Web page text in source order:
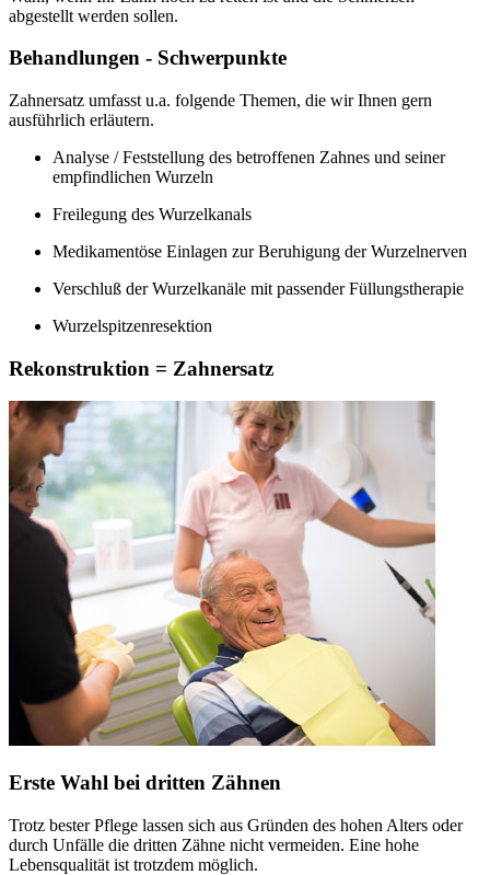
abgestellt werden sollen.
Behandlungen - Schwerpunkte
Zahnersatz umfasst u.a. folgende Themen, die wir Ihnen gern
ausführlich erläutern.
Analyse / Feststellung des betroffenen Zahnes und seiner
empfindlichen Wurzeln
Freilegung des Wurzelkanals
Medikamentöse Einlagen zur Beruhigung der Wurzelnerven
Verschluß der Wurzelkanäle mit passender Füllungstherapie
Wurzelspitzenresektion
Rekonstruktion = Zahnersatz
Erste Wahl bei dritten Zähnen
Trotz bester Pflege lassen sich aus Gründen des hohen Alters oder
durch Unfälle die dritten Zähne nicht vermeiden. Eine hohe
Lebensqualität ist trotzdem möglich.